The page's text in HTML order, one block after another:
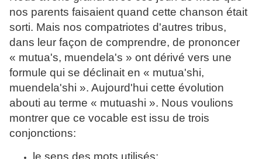
nos parents faisaient quand cette chanson était
sorti. Mais nos compatriotes d'autres tribus,
dans leur façon de comprendre, de prononcer
« mutua's, muendela's » ont dérivé vers une
formule qui se déclinait en « mutua'shi,
muendela'shi ». Aujourd'hui cette évolution
abouti au terme « mutuashi ». Nous voulions
montrer que ce vocable est issu de trois
conjonctions:
le sens des mots utilisés;